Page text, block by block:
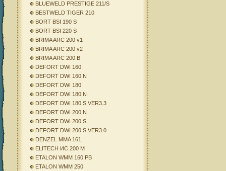
BLUEWELD PRESTIGE 211/S
BESTWELD TIGER 210
BORT BSI 190 S
BORT BSI 220 S
BRIMA ARC 200 v1
BRIMA ARC 200 v2
BRIMA ARC 200 B
DEFORT DWI 160
DEFORT DWI 160 N
DEFORT DWI 180
DEFORT DWI 180 N
DEFORT DWI 180 S VER3.3
DEFORT DWI 200 N
DEFORT DWI 200 S
DEFORT DWI 200 S VER3.0
DENZEL MMA 161
ELITECH ИС 200 М
ETALON WMM 160 PB
ETALON WMM 250